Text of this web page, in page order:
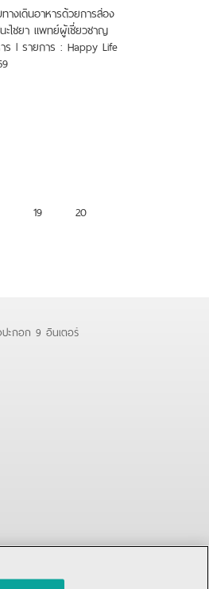
างเดินอาหารด้วยการส่อง
ชยา แพทย์ผู้เชี่ยวชาญ
าร l รายการ : Happy Life
19
20
ปะกอก 9 อินเตอร์